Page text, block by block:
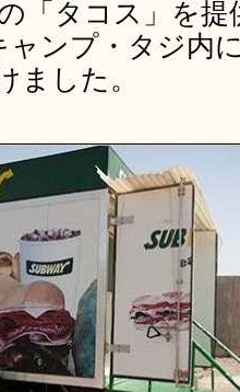
「タコス」を
ンプ・タジ内
ました。